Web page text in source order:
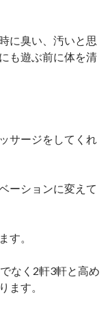
に臭い、汚いと思
も遊ぶ前に体を清
サージをしてくれ
ーションに変えて
す。
なく2軒3軒と高め
ます。